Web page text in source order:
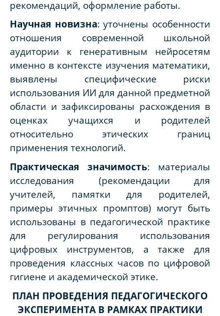
рекомендаций, оформление работы.
Научная новизна: уточнены особенности
отношения современной школьной
аудитории к генеративным нейросетям
именно в контексте изучения математики,
выявлены специфические риски
использования ИИ для данной предметной
области и зафиксированы расхождения в
оценках учащихся и родителей
относительно этических границ
применения технологий.
Практическая значимость: материалы
исследования (рекомендации для
учителей, памятки для родителей,
примеры этичных промптов) могут быть
использованы в педагогической практике
для регулирования использования
цифровых инструментов, а также для
проведения классных часов по цифровой
гигиене и академической этике.
ПЛАН ПРОВЕДЕНИЯ ПЕДАГОГИЧЕСКОГО
ЭКСПЕРИМЕНТА В РАМКАХ ПРАКТИКИ